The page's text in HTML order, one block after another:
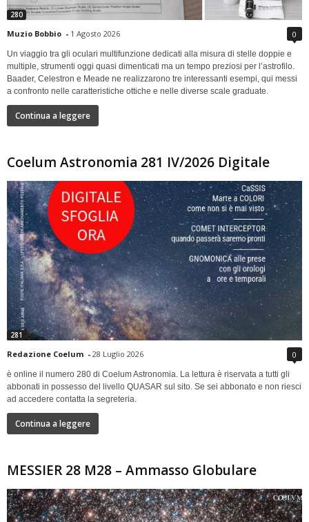
280
Muzio Bobbio - 1 Agosto 2026 0
Un viaggio tra gli oculari multifunzione dedicati alla misura di stelle doppie e
multiple, strumenti oggi quasi dimenticati ma un tempo preziosi per l’astrofilo.
Baader, Celestron e Meade ne realizzarono tre interessanti esempi, qui messi
a confronto nelle caratteristiche ottiche e nelle diverse scale graduate.
Continua a leggere
Coelum Astronomia 281 IV/2026 Digitale
281
Redazione Coelum - 28 Luglio 2026 0
è online il numero 280 di Coelum Astronomia. La lettura è riservata a tutti gli
abbonati in possesso del livello QUASAR sul sito. Se sei abbonato e non riesci
ad accedere contatta la segreteria.
Continua a leggere
MESSIER 28 M28 – Ammasso Globulare